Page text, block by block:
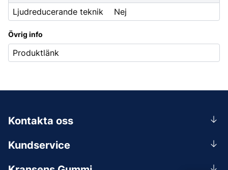
Ljudreducerande teknik
Nej
Övrig info
Produktlänk
Kundservice
Kontakta oss
0156-409 00
Mån-Tors 07.30-16:30, Fre 07.30-15.00.
Lunchstängt 12:00-12:30